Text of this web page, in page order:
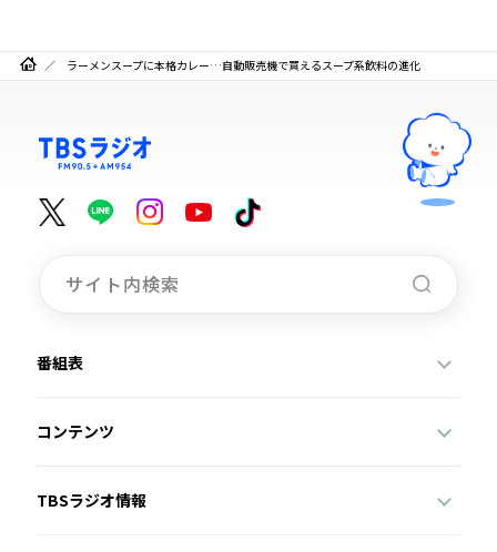
ラーメンスープに本格カレー…自動販売機で買えるスープ系飲料の進化
番組表
コンテンツ
TBSラジオ情報